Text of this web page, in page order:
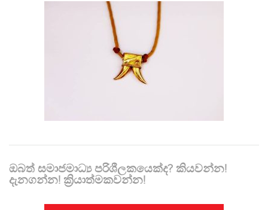
ඔබත් සමාජමාධ්‍ය පරිශීලකයෙක්ද? කියවන්න!
දැනගන්න! ක්‍රියාත්මකවන්න!